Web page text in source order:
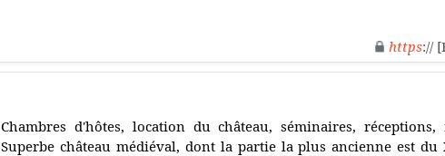
https://
Chambres d'hôtes, location du château, séminaires, réceptions,
Superbe château médiéval, dont la partie la plus ancienne est du